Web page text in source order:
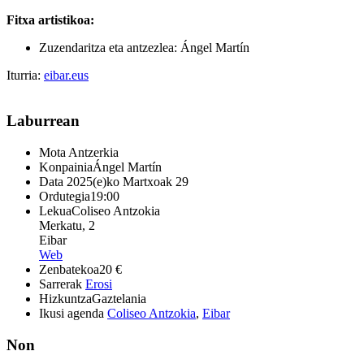
Fitxa artistikoa:
Zuzendaritza eta antzezlea: Ángel Martín
Iturria: eibar.eus
Laburrean
Mota Antzerkia
KonpainiaÁngel Martín
Data 2025(e)ko Martxoak 29
Ordutegia19:00
LekuaColiseo Antzokia
Merkatu, 2
Eibar
Web
Zenbatekoa20 €
Sarrerak Erosi
HizkuntzaGaztelania
Ikusi agenda Coliseo Antzokia, Eibar
Non